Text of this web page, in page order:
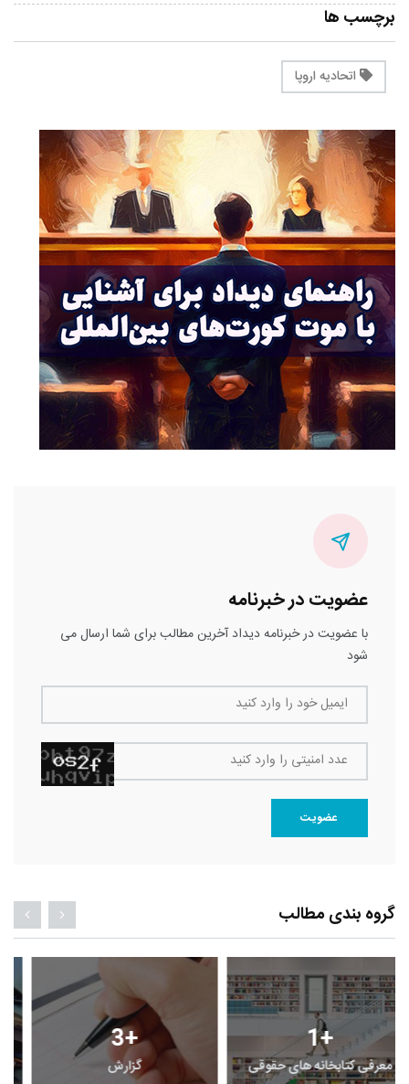
برچسب ها
اتحادیه اروپا
عضویت در خبرنامه
با عضویت در خبرنامه دیداد آخرین مطالب برای شما ارسال می
شود
ایمیل خود را وارد کنید
عدد امنیتی را وارد کنید
عضویت
گروه بندی مطالب
3+
گزارش
1+
معرفی کتابخانه های حقوقی